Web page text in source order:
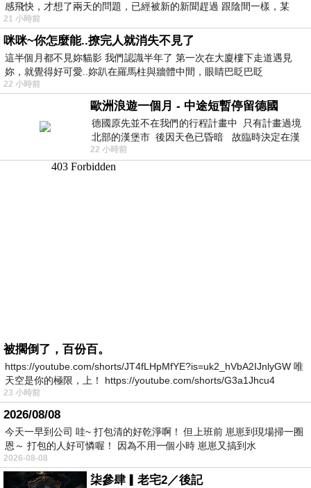
感飛快，才想了兩天的問題，已經被新的新聞趕過 跟陰間一樣，某
21 小時前
咪咪~你怎麼能..撩完人就消失不見了
這半個月都不見妳貓影 我們認識半年了 第一次在大廈樓下走道遇見
妳，就覺得好可愛..妳趴在羅馬柱與牆體中間，眼睛巴眨巴眨
22 小時前
歐洲浪遊一個月 - 中途短暫停留德國
德國原先並不在我們的行程計畫中 只有計畫過境
北部的漢堡市 後因天色已昏暗 故臨時決定在漢
堡市吃晚餐和過夜
22 小時前
被擱倒了，百份百。
https://youtube.com/shorts/JT4fLHpMfYE?is=uk2_hVbA2IJnlyGW 唯
天空是你的極限，上！ https://youtube.com/shorts/G3a1Jhcu4
23 小時前
2026/08/08
今天一早到公司 哇~ 打包清的好乾淨啊！ 但上班前 崽崽到現場掃一圈
恩～ 打包的人好可憐喔！ 因為不用一個小時 崽崽又搞到水
2026-08-08
柒參肆▎老宅2／後記